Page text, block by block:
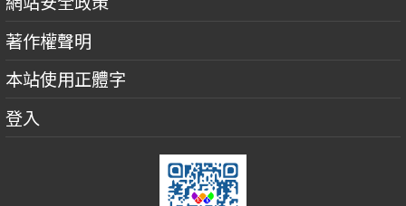
著作權聲明
本站使用正體字
登入